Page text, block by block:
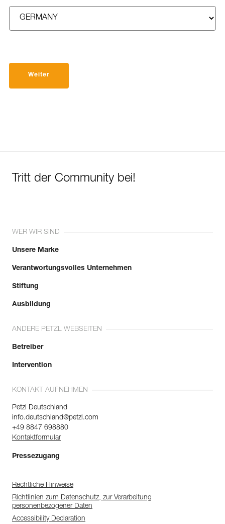
Weiter
Tritt der Community bei!
WER WIR SIND
Unsere Marke
Verantwortungsvolles Unternehmen
Stiftung
Ausbildung
ANDERE PETZL WEBSEITEN
Betreiber
Intervention
KONTAKT AUFNEHMEN
Petzl Deutschland
info.deutschland@petzl.com
+49 8847 698880
Kontaktformular
Pressezugang
Rechtliche Hinweise
Richtlinien zum Datenschutz, zur Verarbeitung
personenbezogener Daten
Accessibility Declaration